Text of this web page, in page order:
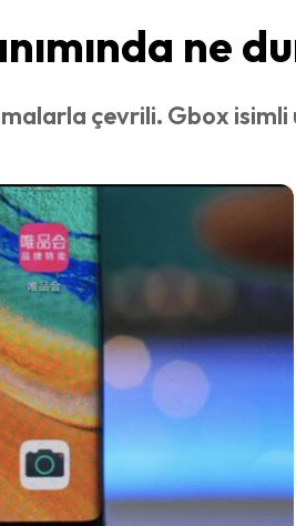
ne
çevrili. Gbox